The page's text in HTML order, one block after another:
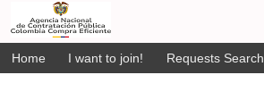
Home I want to join! Requests Search